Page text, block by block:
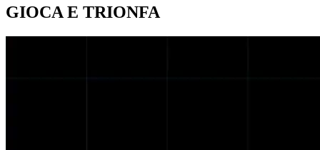
GIOCA E TRIONFA